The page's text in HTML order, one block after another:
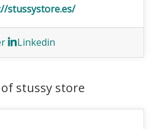
stussystore.es/
Linkedin
stussy store